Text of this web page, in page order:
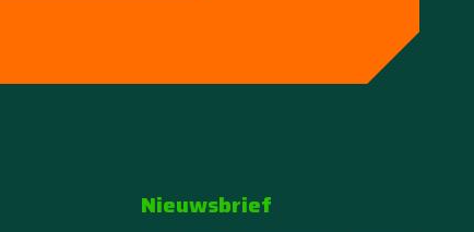
Nieuwsbrief